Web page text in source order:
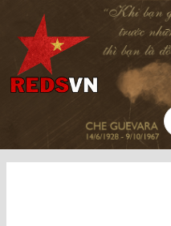
Kênh chia sẻ tri thức cộng đồng